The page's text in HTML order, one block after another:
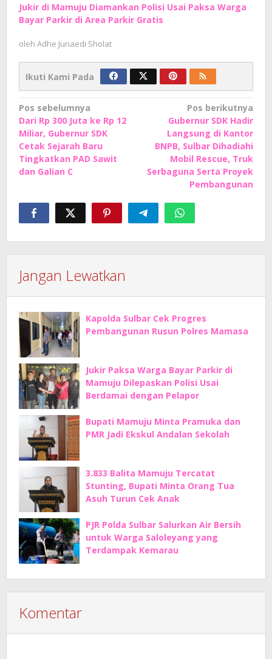
Jukir di Mamuju Diamankan Polisi Usai Paksa Warga
Bayar Parkir di Area Parkir Gratis
oleh Adhe Junaedi Sholat
Ikuti Kami Pada
Navigasi
pos
Pos sebelumnya
Dari Rp 300 Juta ke Rp 12
Miliar, Gubernur SDK
Cetak Sejarah Baru
Tingkatkan PAD Sawit
dan Galian C
Pos berikutnya
Gubernur SDK Hadir
Langsung di Kantor
BNPB, Sulbar Dihadiahi
Mobil Rescue, Truk
Serbaguna Serta Proyek
Pembangunan
Jangan Lewatkan
Kapolda Sulbar Cek Progres
Pembangunan Rusun Polres Mamasa
Jukir Paksa Warga Bayar Parkir di
Mamuju Dilepaskan Polisi Usai
Berdamai dengan Pelapor
Bupati Mamuju Minta Pramuka dan
PMR Jadi Ekskul Andalan Sekolah
3.833 Balita Mamuju Tercatat
Stunting, Bupati Minta Orang Tua
Asuh Turun Cek Anak
PJR Polda Sulbar Salurkan Air Bersih
untuk Warga Saloleyang yang
Terdampak Kemarau
Komentar